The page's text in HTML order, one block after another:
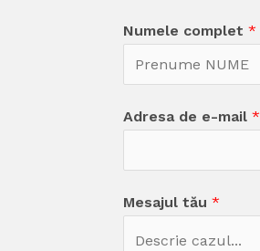
Numele complet *
Adresa de e-mail *
Mesajul tău *